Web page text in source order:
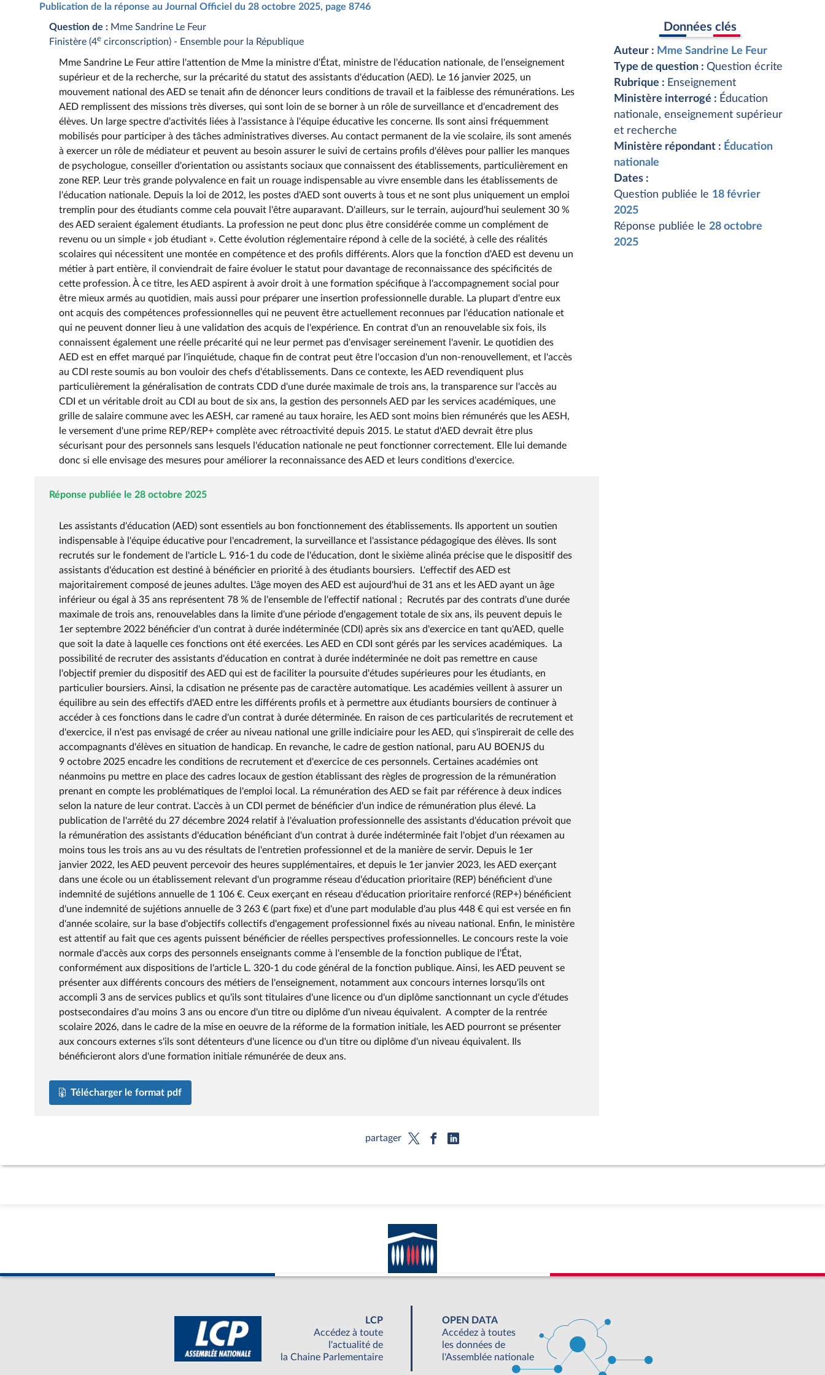
Publication de la réponse au Journal Officiel du 28 octobre 2025, page 8746
Question de : Mme Sandrine Le Feur
Finistère (4e circonscription) - Ensemble pour la République
Mme Sandrine Le Feur attire l'attention de Mme la ministre d'État, ministre de l'éducation nationale, de l'enseignement
supérieur et de la recherche, sur la précarité du statut des assistants d'éducation (AED). Le 16 janvier 2025, un
mouvement national des AED se tenait afin de dénoncer leurs conditions de travail et la faiblesse des rémunérations. Les
AED remplissent des missions très diverses, qui sont loin de se borner à un rôle de surveillance et d'encadrement des
élèves. Un large spectre d'activités liées à l'assistance à l'équipe éducative les concerne. Ils sont ainsi fréquemment
mobilisés pour participer à des tâches administratives diverses. Au contact permanent de la vie scolaire, ils sont amenés
à exercer un rôle de médiateur et peuvent au besoin assurer le suivi de certains profils d'élèves pour pallier les manques
de psychologue, conseiller d'orientation ou assistants sociaux que connaissent des établissements, particulièrement en
zone REP. Leur très grande polyvalence en fait un rouage indispensable au vivre ensemble dans les établissements de
l'éducation nationale. Depuis la loi de 2012, les postes d'AED sont ouverts à tous et ne sont plus uniquement un emploi
tremplin pour des étudiants comme cela pouvait l'être auparavant. D'ailleurs, sur le terrain, aujourd'hui seulement 30 %
des AED seraient également étudiants. La profession ne peut donc plus être considérée comme un complément de
revenu ou un simple « job étudiant ». Cette évolution réglementaire répond à celle de la société, à celle des réalités
scolaires qui nécessitent une montée en compétence et des profils différents. Alors que la fonction d'AED est devenu un
métier à part entière, il conviendrait de faire évoluer le statut pour davantage de reconnaissance des spécificités de
cette profession. À ce titre, les AED aspirent à avoir droit à une formation spécifique à l'accompagnement social pour
être mieux armés au quotidien, mais aussi pour préparer une insertion professionnelle durable. La plupart d'entre eux
ont acquis des compétences professionnelles qui ne peuvent être actuellement reconnues par l'éducation nationale et
qui ne peuvent donner lieu à une validation des acquis de l'expérience. En contrat d'un an renouvelable six fois, ils
connaissent également une réelle précarité qui ne leur permet pas d'envisager sereinement l'avenir. Le quotidien des
AED est en effet marqué par l'inquiétude, chaque fin de contrat peut être l'occasion d'un non-renouvellement, et l'accès
au CDI reste soumis au bon vouloir des chefs d'établissements. Dans ce contexte, les AED revendiquent plus
particulièrement la généralisation de contrats CDD d'une durée maximale de trois ans, la transparence sur l'accès au
CDI et un véritable droit au CDI au bout de six ans, la gestion des personnels AED par les services académiques, une
grille de salaire commune avec les AESH, car ramené au taux horaire, les AED sont moins bien rémunérés que les AESH,
le versement d'une prime REP/REP+ complète avec rétroactivité depuis 2015. Le statut d'AED devrait être plus
sécurisant pour des personnels sans lesquels l'éducation nationale ne peut fonctionner correctement. Elle lui demande
donc si elle envisage des mesures pour améliorer la reconnaissance des AED et leurs conditions d'exercice.
Réponse publiée le 28 octobre 2025
Les assistants d'éducation (AED) sont essentiels au bon fonctionnement des établissements. Ils apportent un soutien
indispensable à l'équipe éducative pour l'encadrement, la surveillance et l'assistance pédagogique des élèves. Ils sont
recrutés sur le fondement de l'article L. 916-1 du code de l'éducation, dont le sixième alinéa précise que le dispositif des
assistants d'éducation est destiné à bénéficier en priorité à des étudiants boursiers. L'effectif des AED est
majoritairement composé de jeunes adultes. L'âge moyen des AED est aujourd'hui de 31 ans et les AED ayant un âge
inférieur ou égal à 35 ans représentent 78 % de l'ensemble de l'effectif national ; Recrutés par des contrats d'une durée
maximale de trois ans, renouvelables dans la limite d'une période d'engagement totale de six ans, ils peuvent depuis le
1er septembre 2022 bénéficier d'un contrat à durée indéterminée (CDI) après six ans d'exercice en tant qu'AED, quelle
que soit la date à laquelle ces fonctions ont été exercées. Les AED en CDI sont gérés par les services académiques. La
possibilité de recruter des assistants d'éducation en contrat à durée indéterminée ne doit pas remettre en cause
l'objectif premier du dispositif des AED qui est de faciliter la poursuite d'études supérieures pour les étudiants, en
particulier boursiers. Ainsi, la cdisation ne présente pas de caractère automatique. Les académies veillent à assurer un
équilibre au sein des effectifs d'AED entre les différents profils et à permettre aux étudiants boursiers de continuer à
accéder à ces fonctions dans le cadre d'un contrat à durée déterminée. En raison de ces particularités de recrutement et
d'exercice, il n'est pas envisagé de créer au niveau national une grille indiciaire pour les AED, qui s'inspirerait de celle des
accompagnants d'élèves en situation de handicap. En revanche, le cadre de gestion national, paru AU BOENJS du
9 octobre 2025 encadre les conditions de recrutement et d'exercice de ces personnels. Certaines académies ont
néanmoins pu mettre en place des cadres locaux de gestion établissant des règles de progression de la rémunération
prenant en compte les problématiques de l'emploi local. La rémunération des AED se fait par référence à deux indices
selon la nature de leur contrat. L'accès à un CDI permet de bénéficier d'un indice de rémunération plus élevé. La
publication de l'arrêté du 27 décembre 2024 relatif à l'évaluation professionnelle des assistants d'éducation prévoit que
la rémunération des assistants d'éducation bénéficiant d'un contrat à durée indéterminée fait l'objet d'un réexamen au
moins tous les trois ans au vu des résultats de l'entretien professionnel et de la manière de servir. Depuis le 1er
janvier 2022, les AED peuvent percevoir des heures supplémentaires, et depuis le 1er janvier 2023, les AED exerçant
dans une école ou un établissement relevant d'un programme réseau d'éducation prioritaire (REP) bénéficient d'une
indemnité de sujétions annuelle de 1 106 €. Ceux exerçant en réseau d'éducation prioritaire renforcé (REP+) bénéficient
d'une indemnité de sujétions annuelle de 3 263 € (part fixe) et d'une part modulable d'au plus 448 € qui est versée en fin
d'année scolaire, sur la base d'objectifs collectifs d'engagement professionnel fixés au niveau national. Enfin, le ministère
est attentif au fait que ces agents puissent bénéficier de réelles perspectives professionnelles. Le concours reste la voie
normale d'accès aux corps des personnels enseignants comme à l'ensemble de la fonction publique de l'État,
conformément aux dispositions de l'article L. 320-1 du code général de la fonction publique. Ainsi, les AED peuvent se
présenter aux différents concours des métiers de l'enseignement, notamment aux concours internes lorsqu'ils ont
accompli 3 ans de services publics et qu'ils sont titulaires d'une licence ou d'un diplôme sanctionnant un cycle d'études
postsecondaires d'au moins 3 ans ou encore d'un titre ou diplôme d'un niveau équivalent. A compter de la rentrée
scolaire 2026, dans le cadre de la mise en oeuvre de la réforme de la formation initiale, les AED pourront se présenter
aux concours externes s'ils sont détenteurs d'une licence ou d'un titre ou diplôme d'un niveau équivalent. Ils
bénéficieront alors d'une formation initiale rémunérée de deux ans.
Télécharger le format pdf
Données clés
Auteur : Mme Sandrine Le Feur
Type de question : Question écrite
Rubrique : Enseignement
Ministère interrogé : Éducation
nationale, enseignement supérieur
et recherche
Ministère répondant : Éducation
nationale
Dates :
Question publiée le 18 février
2025
Réponse publiée le 28 octobre
2025
partager
LCP
Accédez à toute
l'actualité de
la Chaine Parlementaire
OPEN DATA
Accédez à toutes
les données de
l'Assemblée nationale